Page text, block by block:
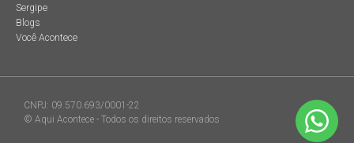
Sergipe
Blogs
Você Acontece
CNPJ: 09.570.693/0001-22
© Aqui Acontece - Todos os direitos reservados